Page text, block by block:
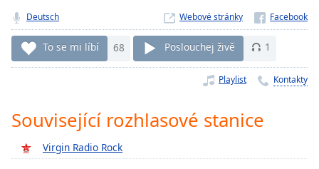
Time-
1x
Chapters
Chapters
Deutsch Webové stránky
To se mi líbí 68 Poslouchej živě 1
Playlist Kontakty
Související rozhlasové stanice
Virgin Radio Rock